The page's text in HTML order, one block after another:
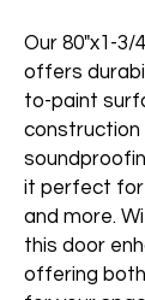
Our 80"x1-3/
offers
to-paint
construction
it perfect
and more.
this door
offering